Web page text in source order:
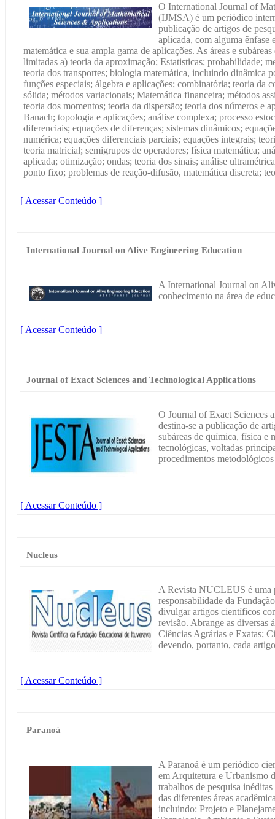
O International Journal of
(IJMSA) é um periódico
publicação de artigos de
aplicada, com alguma ênfase
matemática e sua ampla gama de aplicações. As áreas e
limitadas a) teoria da aproximação; Estatisticas; probabilidade;
teoria dos transportes; biologia matemática, incluindo dinâmica
funções especiais; álgebra e aplicações; combinatória; teoria da
sólida; métodos variacionais; Matemática financeira; métodos
teoria dos momentos; teoria da dispersão; teoria dos números e
Banach; topologia e aplicações; análise complexa; processo
diferenciais; equações de diferenças; sistemas dinâmicos;
numérica; equações diferenciais parciais; equações integrais;
teoria matricial; semigrupos de operadores; física matemática;
aplicada; otimização; ondas; teoria dos sinais; análise
ponto fixo; problemas de reação-difusão, matemática discreta;
[ Acessar Conteúdo ]
International Journal on Alive Engineering Education
A International Journal on
conhecimento na área de
[ Acessar Conteúdo ]
Journal of Exact Sciences and Technological Applications
O Journal of Exact Sciences
destina-se a publicação de
subáreas de química, física e
tecnológicas, voltadas
procedimentos
[ Acessar Conteúdo ]
Nucleus
A Revista NUCLEUS é uma
responsabilidade da
divulgar artigos científicos
revisão. Abrange as diversas
Ciências Agrárias e Exatas;
devendo, portanto, cada
[ Acessar Conteúdo ]
Paranoá
A Paranoá é um periódico
em Arquitetura e Urbanismo
trabalhos de pesquisa
das diferentes áreas
incluindo: Projeto e